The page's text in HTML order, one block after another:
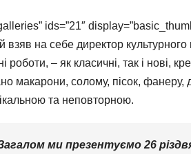
ids=”21″
взяв на себе директор
роботи, – як класичні, так і нові,
макарони, солому, пісок,
та неповторною.
ми презентуємо 26